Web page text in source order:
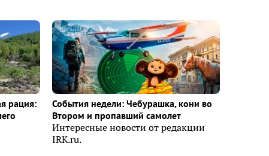
рация:
События недели: Чебурашка, кони во
Втором и пропавший самолет
Интересные новости от редакции
IRK.ru.